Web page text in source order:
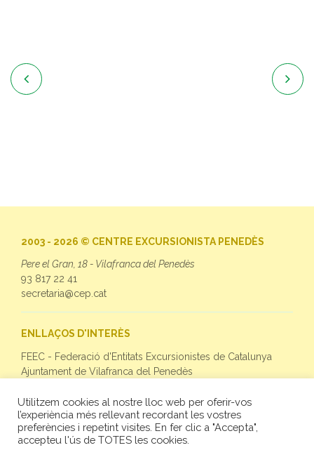
 
2003 - 2026 © CENTRE EXCURSIONISTA PENEDÈS
Pere el Gran, 18 - Vilafranca del Penedès
93 817 22 41
secretaria@cep.cat
ENLLAÇOS D'INTERÈS
FEEC - Federació d'Entitats Excursionistes de Catalunya
Ajuntament de Vilafranca del Penedès
SEGUEIX-NOS
Facebook
Utilitzem cookies al nostre lloc web per oferir-vos
l’experiència més rellevant recordant les vostres
preferències i repetint visites. En fer clic a "Accepta",
accepteu l'ús de TOTES les cookies.